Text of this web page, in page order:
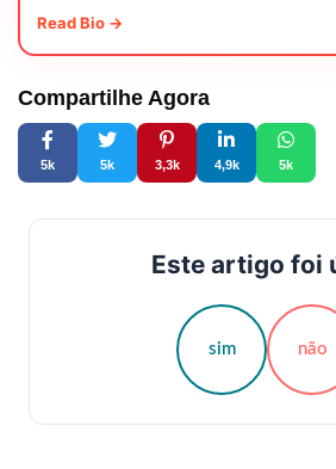
Read Bio →
Compartilhe Agora
5k 5k 3,3k 4,9k 5k
Este artigo foi
sim não